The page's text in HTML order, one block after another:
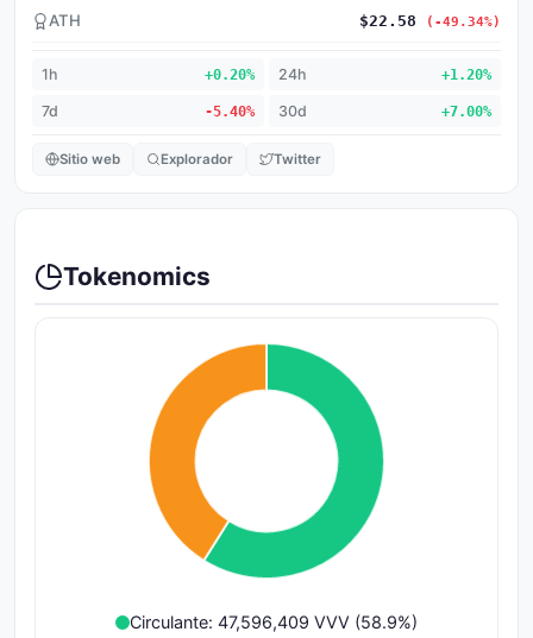
ATH $22.58 (-49.34%)
1h +0.20% 24h +1.20%
7d -5.40% 30d +7.00%
Sitio web Explorador Twitter
Tokenomics
Circulante: 47,596,409 VVV (58.9%)